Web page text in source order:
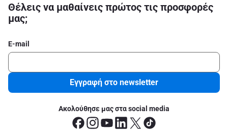
Θέλεις να μαθαίνεις πρώτος τις προσφορές
μας;
E-mail
Εγγραφή στο newsletter
Ακολούθησε μας στα social media